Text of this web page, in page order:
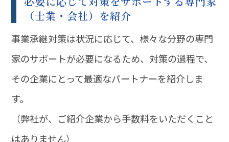
（士業・会社）を紹介
事業承継対策は状況に応じて、様々な分野の専門
家のサポートが必要になるため、対策の過程で、
その企業にとって最適なパートナーを紹介しま
す。
（弊社が、ご紹介企業から手数料をいただくこと
はありません）